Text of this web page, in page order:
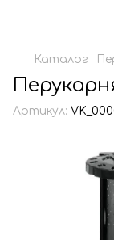
Каталог
Артикул: